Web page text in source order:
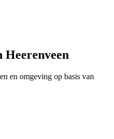
en omgeving op basis van